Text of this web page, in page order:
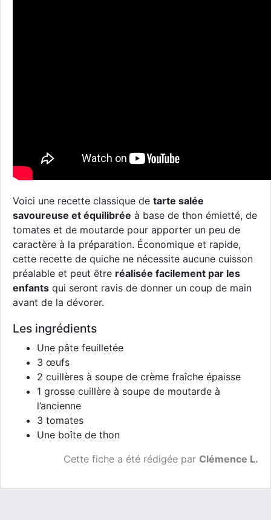
Voici une recette classique de tarte salée
savoureuse et équilibrée à base de thon émietté, de
tomates et de moutarde pour apporter un peu de
caractère à la préparation. Économique et rapide,
cette recette de quiche ne nécessite aucune cuisson
préalable et peut être réalisée facilement par les
enfants qui seront ravis de donner un coup de main
avant de la dévorer.
Les ingrédients
Une pâte feuilletée
3 œufs
2 cuillères à soupe de crème fraîche épaisse
1 grosse cuillère à soupe de moutarde à
l’ancienne
3 tomates
Une boîte de thon
Cette fiche a été rédigée par Clémence L.